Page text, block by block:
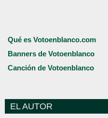
Qué es Votoenblanco.com
Banners de Votoenblanco
Canción de Votoenblanco
EL AUTOR